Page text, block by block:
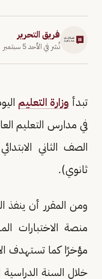
فريق التحرير
نُشر في الأحد 5 سبتمبر 2021
تبدأ وزارة التعليم
في مدارس التعليم
الصف الثاني
ثانوي).
ومن المقرر أن ينفذ
منصة الاختبارات
مؤخرًا كما تستهدف